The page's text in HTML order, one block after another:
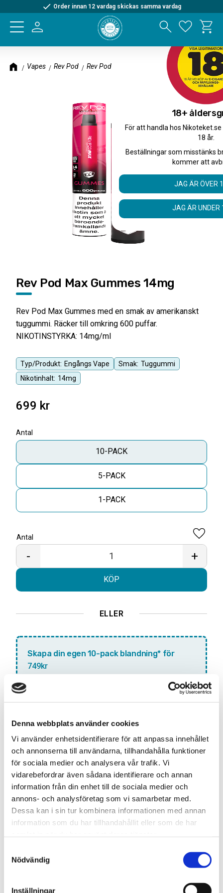
Denna webbplats använder cookies
Vi använder enhetsidentifierare för att anpassa innehållet
och annonserna till användarna, tillhandahålla funktioner
för sociala medier och analysera vår trafik. Vi
vidarebefordrar även sådana identifierare och annan
information från din enhet till de sociala medier och
annons- och analysföretag som vi samarbetar med.
Dessa kan i sin tur kombinera informationen med annan
information som du har tillhandahållit eller som de har
Nödvändig
Inställningar
Meny
Order innan 12 vardag skickas samma vardag
Vapes Rev Pod Rev Pod Max
Typ/Produkt: Engångs Vape Smak: Tuggummi
Nikotinhalt: 14mg
Rev Pod Max Gummes 14mg
Rev Pod Max Gummes med en smak av amerikanskt
tuggummi. Räcker till omkring 600 puffar.
NIKOTINSTYRKA: 14mg/ml
699 kr
Antal
10-PACK
5-PACK
1-PACK
Antal
+
-
KÖP
Lägg
ELLER
Skapa din egen 10-pack blandning* för
749kr
Lägg till denna smak i din anpassade blandning. Välj 10
BLANDNINGEN
Snabba leveranser med PostNord
Beställningar innan 12.00 skickas samma dag
Leverans 1-3 arbetsdagar
TSWSKU-27265-27413
Typ/Produkt
Engångs Vape
18+
För att handla hos
18 år.
Beställningar som misstänks
kommer att
JAG ÄR ÖVER
JAG ÄR UNDER